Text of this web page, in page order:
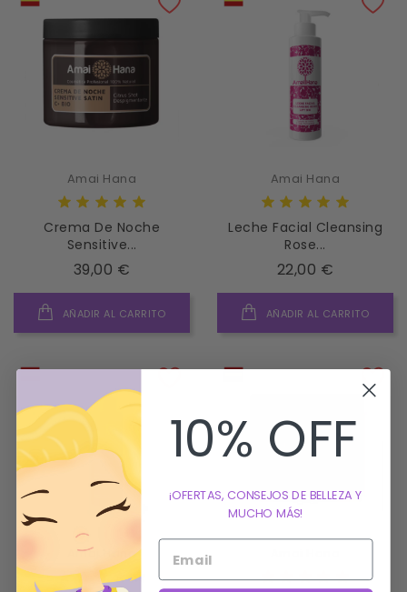
Amai Hana
Crema De Noche
Sensitive...
39,00 €
AÑADIR AL CARRITO
Amai Hana
Leche Facial Cleansing
Rose...
22,00 €
AÑADIR AL CARRITO
Amai Hana
10% OFF
¡OFERTAS, CONSEJOS DE BELLEZA Y
MUCHO MÁS!